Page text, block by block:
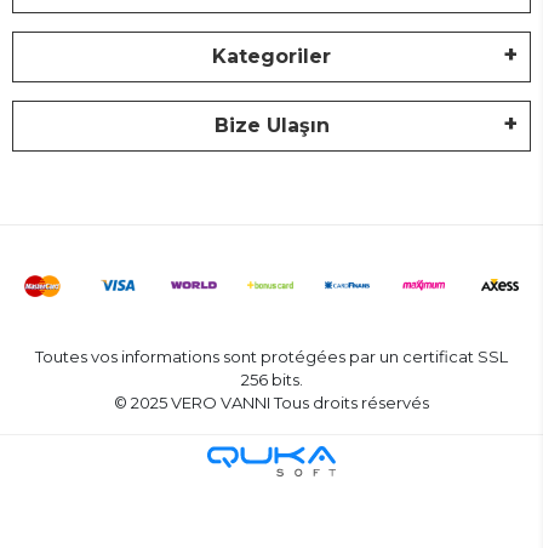
Kategoriler
Bize Ulaşın
Toutes vos informations sont protégées par un certificat SSL
256 bits.
© 2025 VERO VANNI Tous droits réservés